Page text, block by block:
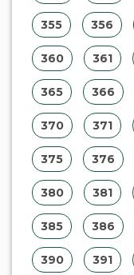
355 356
360 361
365 366
370 371
375 376
380 381
385 386
390 391